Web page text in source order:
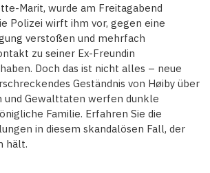
Marit, wurde am Freitagabend
Polizei wirft ihm vor, gegen eine
verstoßen und mehrfach
zu seiner Ex-Freundin
Doch das ist nicht alles – neue
Geständnis von Høiby über
und Gewalttaten werfen dunkle
Familie. Erfahren Sie die
in diesem skandalösen Fall, der
hält.